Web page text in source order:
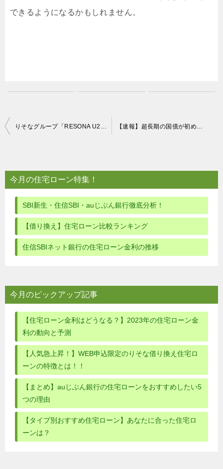
できるようになるかもしれません。
投
ビ
ゲ
りそなグループ「RESONA U25」開始｜25歳以下はATM手数料・デビット年会費が無料に 【速報】超長期の国債が初めてマイナス金利に
今月の住宅ローン特集！
SBI新生・住信SBI・auじぶん銀行徹底分析！
【借り換え】住宅ローン比較ランキング
住信SBIネット銀行の住宅ローン金利の推移
今月のピックアップ記事
【住宅ローン金利はどうなる？】2023年の住宅ローン金
利の動向と予測
【人気急上昇！】WEB申込限定のりそな借り換え住宅ロ
ーンの特徴とは！！
【まとめ】auじぶん銀行の住宅ローンをおすすめしたい5
つの理由
【タイプ別おすすめ住宅ローン】あなたに合った住宅ロ
ーンは？